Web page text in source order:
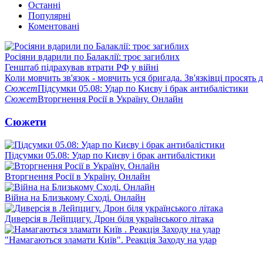
Останні
Популярні
Коментовані
Росіяни вдарили по Балаклії: троє загиблих
Генштаб підрахував втрати РФ у війні
Коли мовчить зв'язок - мовчить уся бригада. Зв'язківці просять
СюжетПідсумки 05.08: Удар по Києву і брак антибалістики
СюжетВторгнення Росії в Україну. Онлайн
Сюжети
Підсумки 05.08: Удар по Києву і брак антибалістики
Вторгнення Росії в Україну. Онлайн
Війна на Близькому Сході. Онлайн
Диверсія в Лейпцигу. Дрон біля українського літака
"Намагаються зламати Київ". Реакція Заходу на удар